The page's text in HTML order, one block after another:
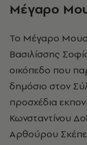
Μέγαρο
Το Μέγαρο Μουσικής Αθηνών χτίστηκε στη Λεωφόρο
Βασιλίσσης
οικόπεδο που
δημόσιο στον
προσχέδια
Κωνσταντίνου
Αρθούρου